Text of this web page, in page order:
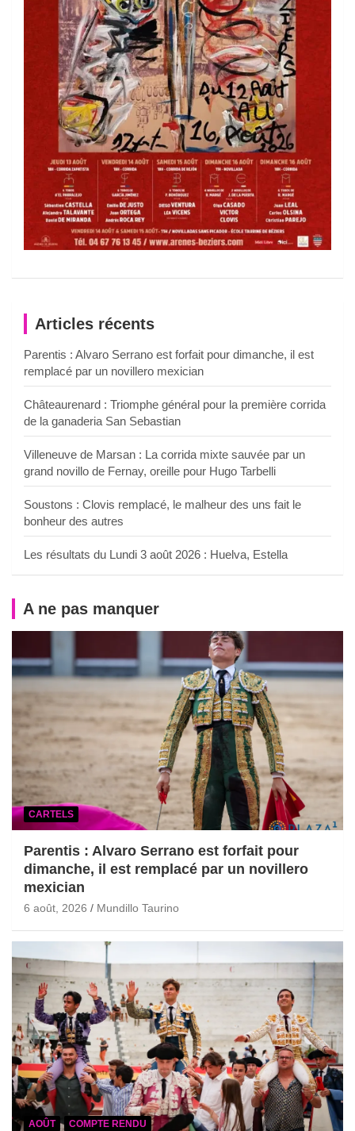
Articles récents
Parentis : Alvaro Serrano est forfait pour dimanche, il est
remplacé par un novillero mexician
Châteaurenard : Triomphe général pour la première corrida
de la ganaderia San Sebastian
Villeneuve de Marsan : La corrida mixte sauvée par un
grand novillo de Fernay, oreille pour Hugo Tarbelli
Soustons : Clovis remplacé, le malheur des uns fait le
bonheur des autres
Les résultats du Lundi 3 août 2026 : Huelva, Estella
A ne pas manquer
CARTELS
Parentis : Alvaro Serrano est forfait pour
dimanche, il est remplacé par un novillero
mexician
6 août, 2026 Mundillo Taurino
AOÛT COMPTE RENDU